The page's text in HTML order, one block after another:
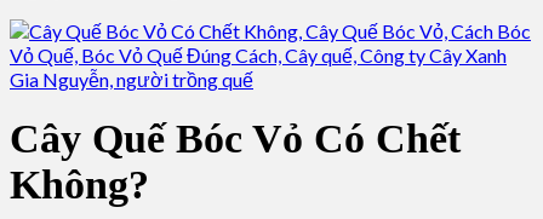
Cây Quế Bóc Vỏ Có Chết
Không?